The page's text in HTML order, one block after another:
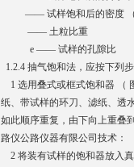
—— 试样饱和后的密度 （
—— 土粒比重
e —— 试样的孔隙比
1.2.4 抽气饱和法，应按下列
1 选用叠式或框式饱和器 （
纸、带试样的环刀、滤纸、透
如此顺序重复，由下向上重叠
路仪公路仪器有限公司技术：
2 将装有试样的饱和器放入